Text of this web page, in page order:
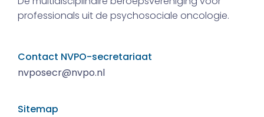
professionals uit de psychosociale oncologie.
Contact NVPO-secretariaat
nvposecr@nvpo.nl
Sitemap